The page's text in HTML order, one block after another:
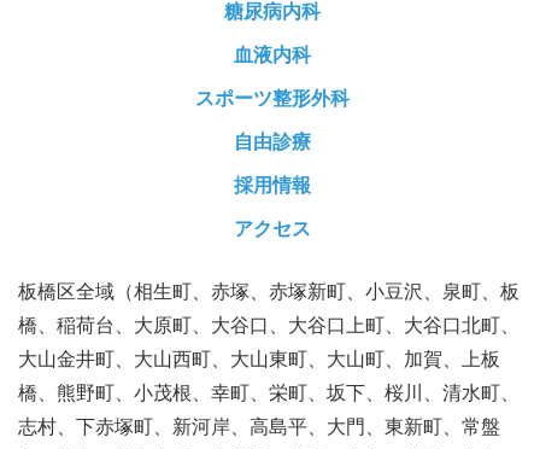
糖尿病内科
血液内科
スポーツ整形外科
自由診療
採用情報
アクセス
板橋区全域（相生町、赤塚、赤塚新町、小豆沢、泉町、板
橋、稲荷台、大原町、大谷口、大谷口上町、大谷口北町、
大山金井町、大山西町、大山東町、大山町、加賀、上板
橋、熊野町、小茂根、幸町、栄町、坂下、桜川、清水町、
志村、下赤塚町、新河岸、高島平、大門、東新町、常盤